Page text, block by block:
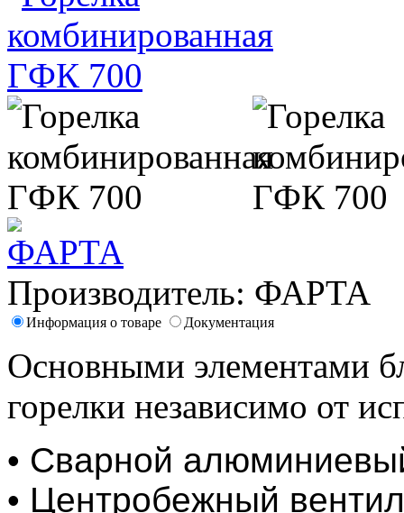
Производитель: ФАРТА
Информация о товаре Документация
Основными элементами
горелки независимо от
• Сварной
• Центробежный